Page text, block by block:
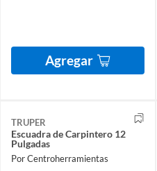
Agregar
TRUPER
Escuadra de Carpintero 12
Pulgadas
Por Centroherramientas